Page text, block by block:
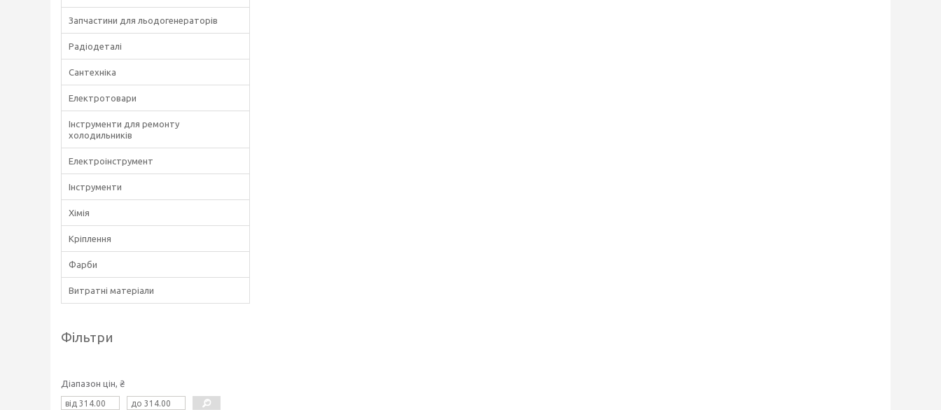
Запчастини для льодогенераторів
Радіодеталі
Сантехніка
Електротовари
Інструменти для ремонту
холодильників
Електроінструмент
Інструменти
Хімія
Кріплення
Фарби
Витратні матеріали
Фільтри
Діапазон цін, ₴